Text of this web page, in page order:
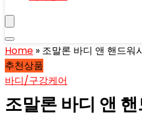
Home » 조말론 바디 앤 핸드워
추천상품
바디/구강케어
조말론 바디 앤